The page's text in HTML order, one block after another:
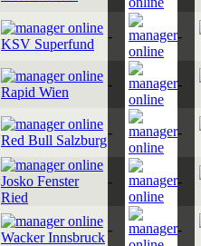
KSV Superfund
- -
Rapid Wien
- -
Red Bull Salzburg
- -
Josko Fenster
Ried
- -
Wacker Innsbruck
- -